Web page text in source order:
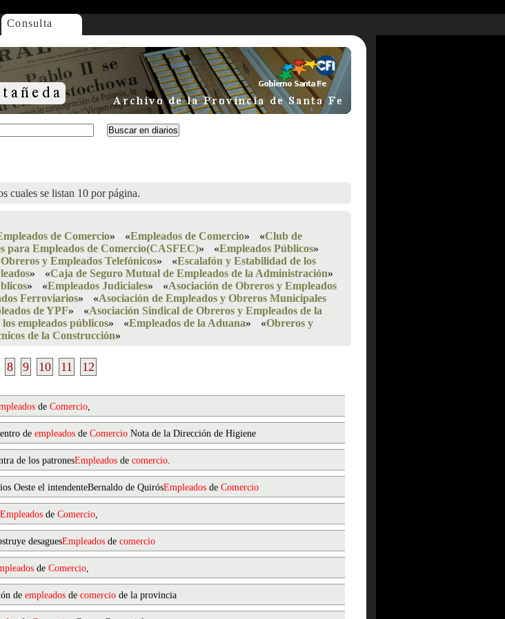
Consulta
cuales se listan 10 por página.
de Comercio» «Empleados de Comercio» «Club de
para Empleados de Comercio(CASFEC)» «Empleados Públicos»
y Empleados Telefónicos» «Escalafón y Estabilidad de los
» «Caja de Seguro Mutual de Empleados de la Administración»
» «Empleados Judiciales» «Asociación de Obreros y Empleados
Ferroviarios» «Asociación de Empleados y Obreros Municipales
de YPF» «Asociación Sindical de Obreros y Empleados de la
empleados públicos» «Empleados de la Aduana» «Obreros y
de la Construcción»
8 9 10 11 12
de Comercio,
de empleados de Comercio Nota de la Dirección de Higiene
de los patronesEmpleados de comercio.
Oeste el intendenteBernaldo de QuirósEmpleados de Comercio
Empleados de Comercio,
desaguesEmpleados de comercio
de Comercio,
de empleados de comercio de la provincia